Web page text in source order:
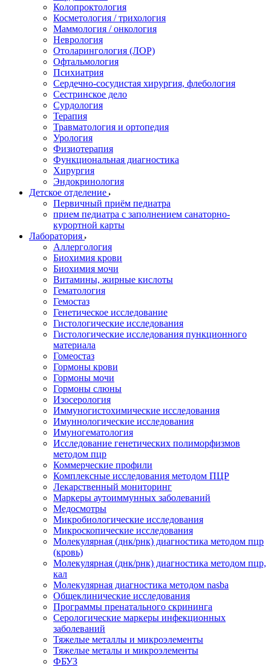
Колопроктология
Косметология / трихология
Маммология / онкология
Неврология
Отоларингология (ЛОР)
Офтальмология
Психиатрия
Сердечно-сосудистая хирургия, флебология
Сестринское дело
Сурдология
Терапия
Травматология и ортопедия
Урология
Физиотерапия
Функциональная диагностика
Хирургия
Эндокринология
Детское отделение
Первичный приём педиатра
прием педиатра с заполнением санаторно-
курортной карты
Лаборатория
Аллергология
Биохимия крови
Биохимия мочи
Витамины, жирные кислоты
Гематология
Гемостаз
Генетическое исследование
Гистологические исследования
Гистологические исследования пункционного
материала
Гомеостаз
Гормоны крови
Гормоны мочи
Гормоны слюны
Изосерология
Иммуногистохимические исследования
Имуннологические исследования
Имуногематология
Исследование генетических полиморфизмов
методом пцр
Коммерческие профили
Комплексные исследования методом ПЦР
Лекарственный мониторинг
Маркеры аутоиммунных заболеваний
Медосмотры
Микробиологические исследования
Микроскопические исследования
Молекулярная (днк/рнк) диагностика методом пцр
(кровь)
Молекулярная (днк/рнк) диагностика методом пцр,
кал
Молекулярная диагностика методом nasba
Общеклинические исследования
Программы пренатального скрининга
Серологические маркеры инфекционных
заболеваний
Тяжелые металлы и микроэлементы
Тяжелые металы и микроэлементы
ФБУЗ